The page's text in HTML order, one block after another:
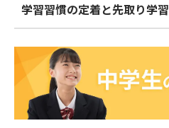
学習習慣の定着と先取り学習